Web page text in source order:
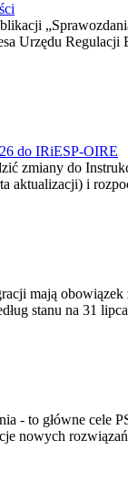
Urzędu
do IRiESP-OIRE
zmiany do
i
mają
stanu na 31
- to główne cele
nowych